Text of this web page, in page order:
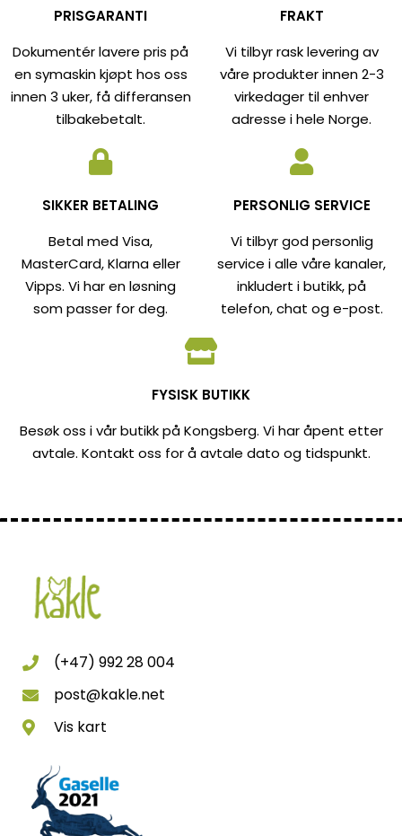
PRISGARANTI
Dokumentér lavere pris på
en symaskin kjøpt hos oss
innen 3 uker, få differansen
tilbakebetalt.
FRAKT
Vi tilbyr rask levering av
våre produkter innen 2-3
virkedager til enhver
adresse i hele Norge.
SIKKER BETALING
Betal med Visa,
MasterCard, Klarna eller
Vipps. Vi har en løsning
som passer for deg.
PERSONLIG SERVICE
Vi tilbyr god personlig
service i alle våre kanaler,
inkludert i butikk, på
telefon, chat og e-post.
FYSISK BUTIKK
Besøk oss i vår butikk på Kongsberg. Vi har åpent etter
avtale. Kontakt oss for å avtale dato og tidspunkt.
(+47) 992 28 004
post@kakle.net
Vis kart